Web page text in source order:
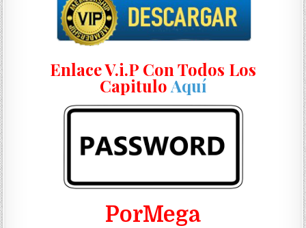
Enlace V.i.P Con Todos Los
CapituloAquí
PorMega